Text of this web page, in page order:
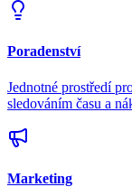
Poradenství
Jednotné prostředí
sledováním času a
Marketing